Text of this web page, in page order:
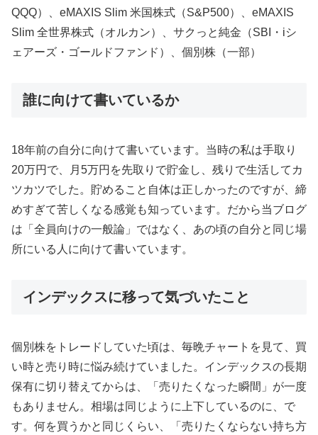
QQQ）、eMAXIS Slim 米国株式（S&P500）、eMAXIS
Slim 全世界株式（オルカン）、サクっと純金（SBI・iシ
ェアーズ・ゴールドファンド）、個別株（一部）
誰に向けて書いているか
18年前の自分に向けて書いています。当時の私は手取り
20万円で、月5万円を先取りで貯金し、残りで生活してカ
ツカツでした。貯めること自体は正しかったのですが、締
めすぎて苦しくなる感覚も知っています。だから当ブログ
は「全員向けの一般論」ではなく、あの頃の自分と同じ場
所にいる人に向けて書いています。
インデックスに移って気づいたこと
個別株をトレードしていた頃は、毎晩チャートを見て、買
い時と売り時に悩み続けていました。インデックスの長期
保有に切り替えてからは、「売りたくなった瞬間」が一度
もありません。相場は同じように上下しているのに、で
す。何を買うかと同じくらい、「売りたくならない持ち方